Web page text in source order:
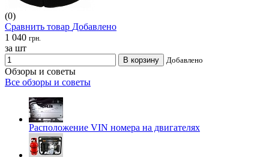
(0)
Сравнить товар Добавлено
1 040 грн.
за шт
В корзину Добавлено
Обзоры и советы
Все обзоры и советы
Расположение VIN номера на двигателях